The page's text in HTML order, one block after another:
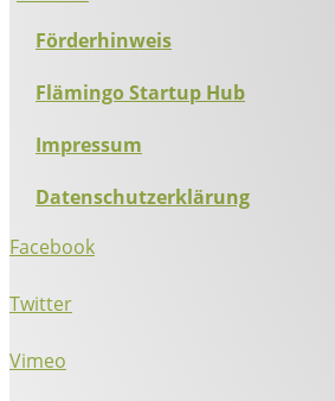
Förderhinweis
Flämingo Startup Hub
Impressum
Datenschutzerklärung
Facebook
Twitter
Vimeo